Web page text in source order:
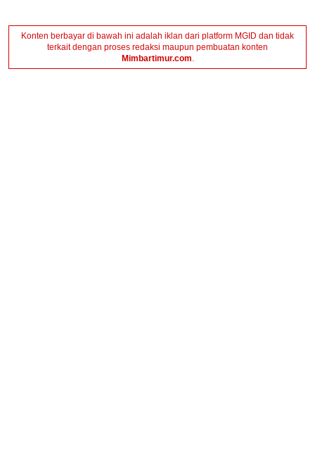
Konten berbayar di bawah ini adalah iklan dari platform MGID dan tidak
terkait dengan proses redaksi maupun pembuatan konten
Mimbartimur.com